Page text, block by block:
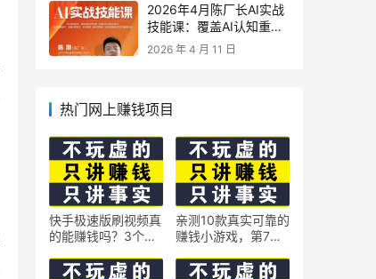
2026年4月陈厂长AI实战
技能课：覆盖AI认知重
构、智能体与大模型解
2026 年 4 月 11 日
热门网上赚钱项目
快手极速版刷视频真
的能赚钱吗？3个隐
亲测10款真实可靠的
赚钱小游戏，第7款